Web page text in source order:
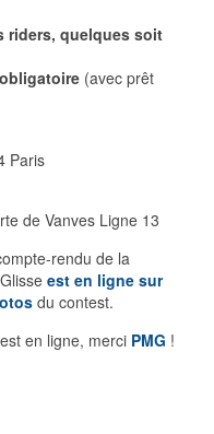
riders, quelques soit
(avec prêt
Paris
de Vanves Ligne 13
rendu de la
est en ligne sur
du contest.
en ligne, merci PMG !